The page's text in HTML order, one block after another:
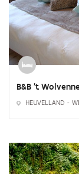
B&B 't
HEUVELLAND -